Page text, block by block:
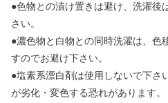
●色物との漬け置きは避け、洗濯後
さい。
●濃色物と白物との同時洗濯は、色
すのでお避け下さい。
●塩素系漂白剤は使用しないで下さ
が劣化・変色する恐れがあります。